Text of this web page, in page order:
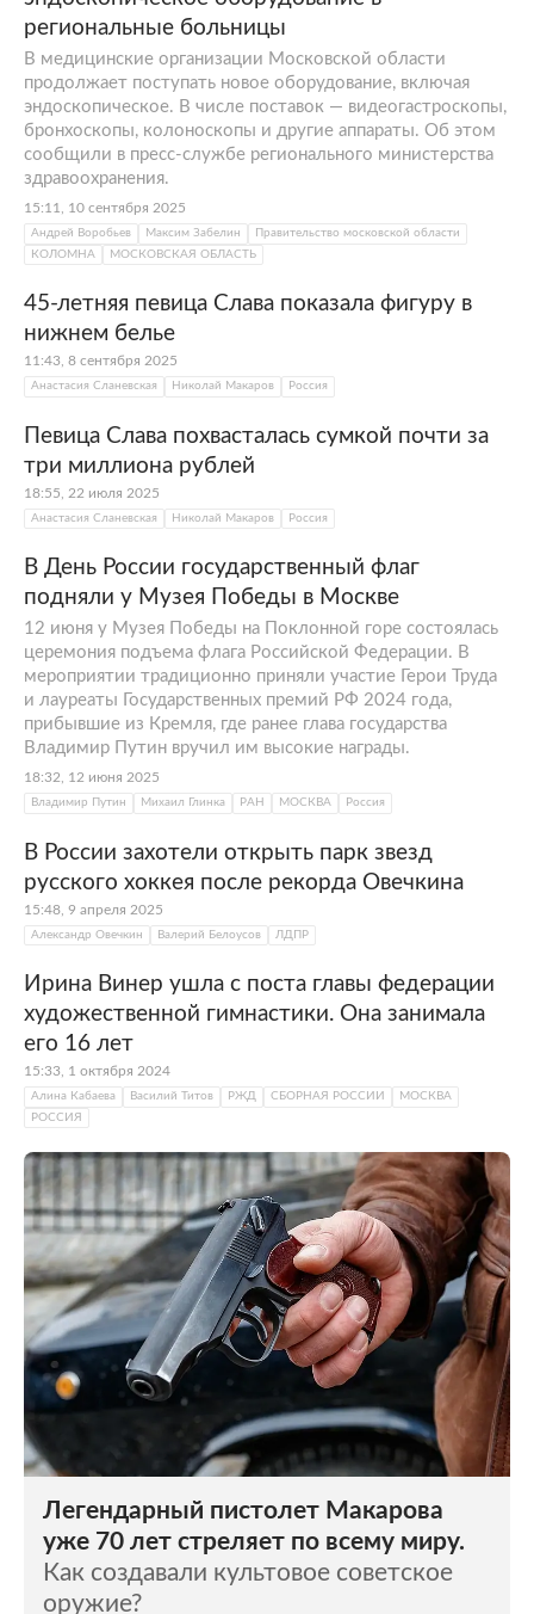
региональные больницы
В медицинские организации Московской области
продолжает поступать новое оборудование, включая
эндоскопическое. В числе поставок — видеогастроскопы,
бронхоскопы, колоноскопы и другие аппараты. Об этом
сообщили в пресс-службе регионального министерства
здравоохранения.
15:11, 10 сентября 2025
Андрей Воробьев Максим Забелин
Правительство московской области
КОЛОМНА
МОСКОВСКАЯ ОБЛАСТЬ
45-летняя певица Слава показала фигуру в
нижнем белье
11:43, 8 сентября 2025
Анастасия Сланевская Николай Макаров Россия
Певица Слава похвасталась сумкой почти за
три миллиона рублей
18:55, 22 июля 2025
Анастасия Сланевская Николай Макаров Россия
В День России государственный флаг
подняли у Музея Победы в Москве
12 июня у Музея Победы на Поклонной горе состоялась
церемония подъема флага Российской Федерации. В
мероприятии традиционно приняли участие Герои Труда
и лауреаты Государственных премий РФ 2024 года,
прибывшие из Кремля, где ранее глава государства
Владимир Путин вручил им высокие награды.
18:32, 12 июня 2025
Владимир Путин Михаил Глинка РАН МОСКВА Россия
В России захотели открыть парк звезд
русского хоккея после рекорда Овечкина
15:48, 9 апреля 2025
Александр Овечкин Валерий Белоусов ЛДПР
Ирина Винер ушла с поста главы федерации
художественной гимнастики. Она занимала
его 16 лет
15:33, 1 октября 2024
Алина Кабаева Василий Титов РЖД СБОРНАЯ РОССИИ
МОСКВА
РОССИЯ
Легендарный пистолет Макарова
уже 70 лет стреляет по всему миру.
Как создавали культовое советское
оружие?